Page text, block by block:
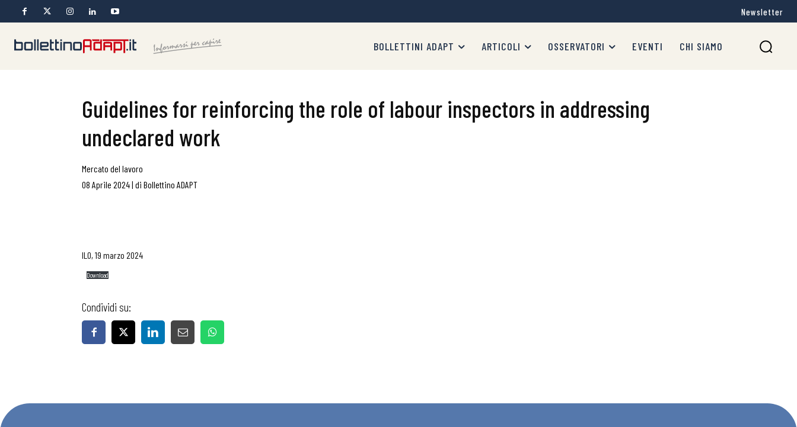
Newsletter
BOLLETTINI ADAPT ARTICOLI OSSERVATORI EVENTI CHI SIAMO
Guidelines for reinforcing the role of labour inspectors in addressing
undeclared work
Mercato del lavoro
08 Aprile 2024| di Bollettino ADAPT
ILO, 19 marzo 2024
Download
Condividi su: